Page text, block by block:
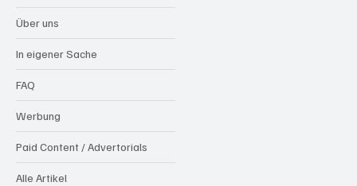
Über uns
In eigener Sache
FAQ
Werbung
Paid Content / Advertorials
Alle Artikel